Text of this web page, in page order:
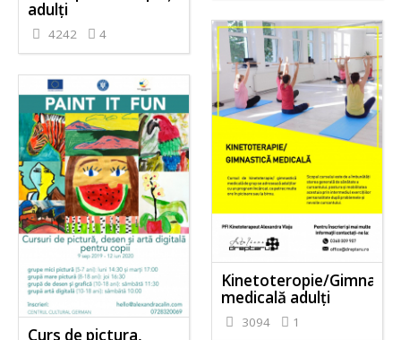
adulți
4242 4
Kinetoteropie/
medicală adulți
3094 1
Curs de pictura,